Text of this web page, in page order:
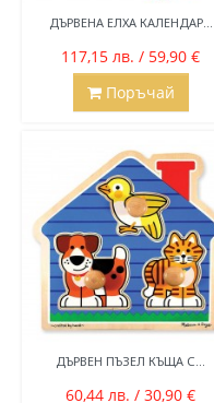
ДЪРВЕНА ЕЛХА КАЛЕНДАР...
117,15 лв. / 59,90 €
Поръчай
ДЪРВЕН ПЪЗЕЛ КЪЩА С...
60,44 лв. / 30,90 €